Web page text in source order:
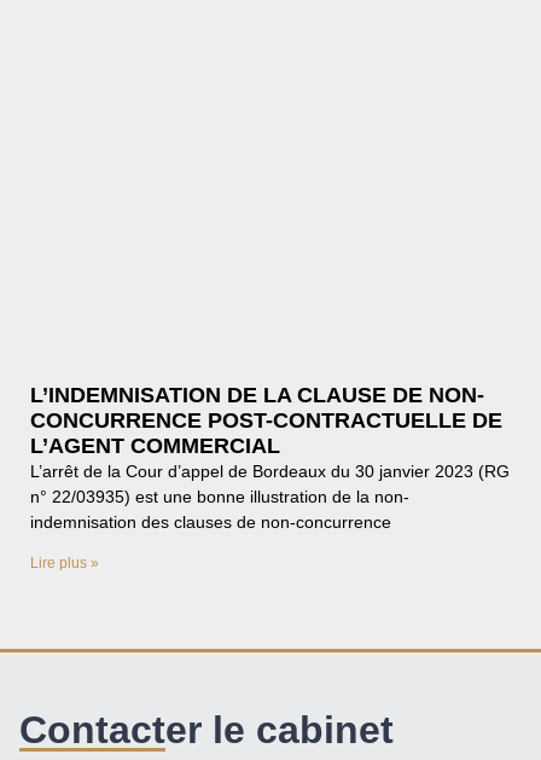
L’INDEMNISATION DE LA CLAUSE DE NON-
CONCURRENCE POST-CONTRACTUELLE DE
L’AGENT COMMERCIAL
L’arrêt de la Cour d’appel de Bordeaux du 30 janvier 2023 (RG
n° 22/03935) est une bonne illustration de la non-
indemnisation des clauses de non-concurrence
Lire plus »
Contacter le cabinet